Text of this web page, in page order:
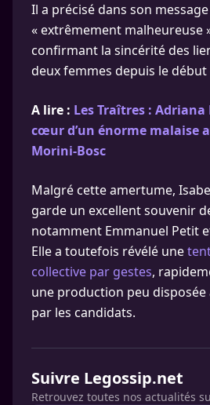
Il a précisé dans son
« extrêmement malheureuse
confirmant la sincérité des
deux femmes depuis le début
A lire : Les Traîtres :
cœur d’un énorme malaise
Morini-Bosc
Malgré cette amertume,
garde un excellent souvenir
notamment Emmanuel Petit
Elle a toutefois révélé une
collective par gestes,
une production peu disposée
par les candidats.
Suivre Legossip.net
Retrouvez toutes nos actualités